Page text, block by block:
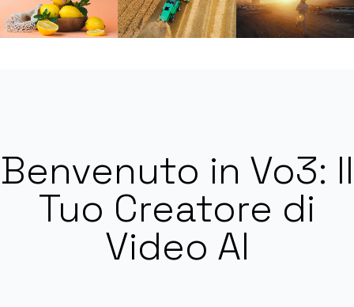
Benvenuto in Vo3: Il
Tuo Creatore di
Video AI